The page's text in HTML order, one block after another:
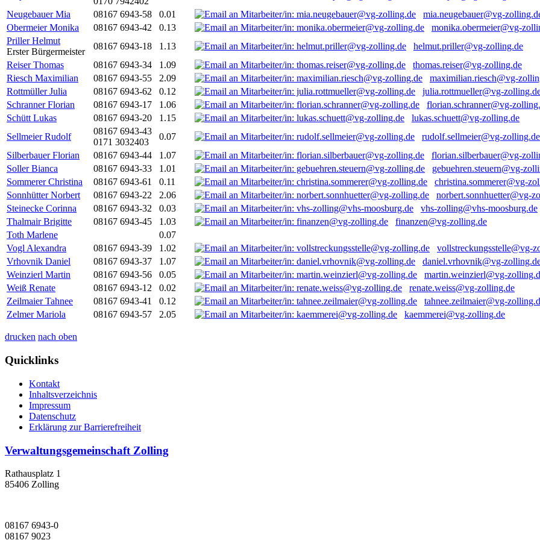
Neugebauer Mia
08167 6943-58 0.01
mia.neugebauer@vg-
Obermeier Monika
08167 6943-42 0.13
monika.obermeier@vg-
Priller Helmut
Erster Bürgermeister
08167 6943-18 1.13
helmut.priller@vg-zolling.de
Reiser Thomas
08167 6943-34 1.09
thomas.reiser@vg-zolling.de
Riesch Maximilian
08167 6943-55 2.09
maximilian.riesch@vg-
Rottmüller Julia
08167 6943-62 0.12
julia.rottmueller@vg-
Schranner Florian
08167 6943-17 1.06
florian.schranner@vg-
Schütt Lukas
08167 6943-20 1.15
lukas.schuett@vg-zolling.de
Sellmeier Rudolf
08167 6943-43
0171 3032403
0.07
rudolf.sellmeier@vg-zolling.de
Silberbauer Florian
08167 6943-44 1.07
florian.silberbauer@vg-
Soller Bianca
08167 6943-33 1.01
gebuehren.steuern@vg-
Sommerer Christina
08167 6943-61 0.11
christina.sommerer@vg-
Sonnhütter Norbert
08167 6943-22 2.06
norbert.sonnhuetter@vg-
Steinecke Corinna
08167 6943-32 0.03
vhs-zolling@vhs-moosburg.de
Thalmair Brigitte
08167 6943-45 1.03
finanzen@vg-zolling.de
Toth Marlene
0.07
Vogl Alexandra
08167 6943-39 1.02
vollstreckungsstelle@vg-
Vrhovnik Daniel
08167 6943-37 1.07
daniel.vrhovnik@vg-
Weinzierl Martin
08167 6943-56 0.05
martin.weinzierl@vg-
Weiß Renate
08167 6943-12 0.02
renate.weiss@vg-zolling.de
Zeilmaier Tahnee
08167 6943-41 0.12
tahnee.zeilmaier@vg-
Zelmer Mariola
08167 6943-57 2.05 kaemmerei@vg-zolling.de
drucken nach oben
Quicklinks
Kontakt
Inhaltsverzeichnis
Impressum
Datenschutz
Erklärung zur Barrierefreiheit
Verwaltungsgemeinschaft Zolling
Rathausplatz 1
85406 Zolling
08167 6943-0
08167 9023